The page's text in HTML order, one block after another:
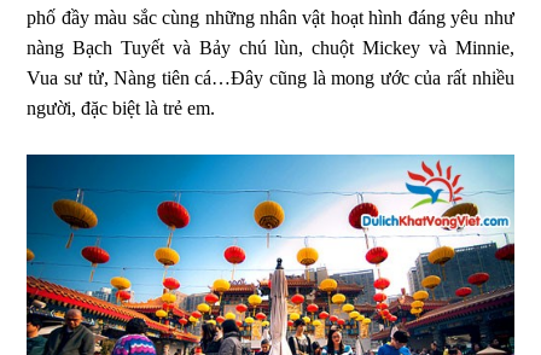
phố đầy màu sắc cùng những nhân vật hoạt hình đáng yêu như
nàng Bạch Tuyết và Bảy chú lùn, chuột Mickey và Minnie,
Vua sư tử, Nàng tiên cá…Đây cũng là mong ước của rất nhiều
người, đặc biệt là trẻ em.